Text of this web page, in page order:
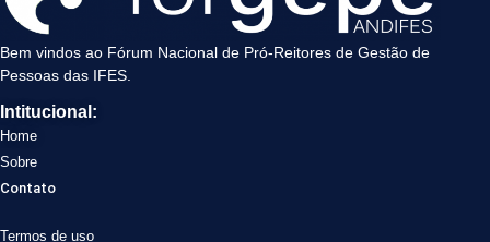
Bem vindos ao Fórum Nacional de Pró-Reitores de Gestão de
Pessoas das IFES.
Intitucional:
Home
Sobre
Contato
Termos de uso